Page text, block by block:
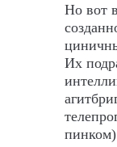
Но вот
Их
пинком)